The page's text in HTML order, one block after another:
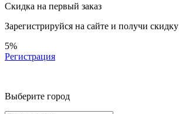
Скидка на первый заказ
Зарегистрируйся на сайте и получи скидку
5%
Регистрация
Выберите город